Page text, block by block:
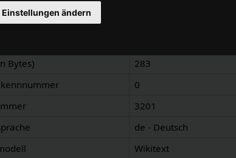
Einstellungen ändern
Bytes)
283
0
3201
de - Deutsch
Wikitext